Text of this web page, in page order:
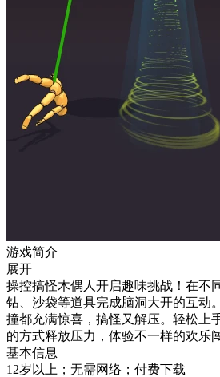
游戏简介
展开
操控搞怪木偶人开启趣味挑战！在不
钻、沙袋等道具完成脑洞大开的互动
撞都充满惊喜，搞怪又解压。轻松上
的方式释放压力，体验不一样的欢乐
基本信息
12岁以上；无需网络；付费下载